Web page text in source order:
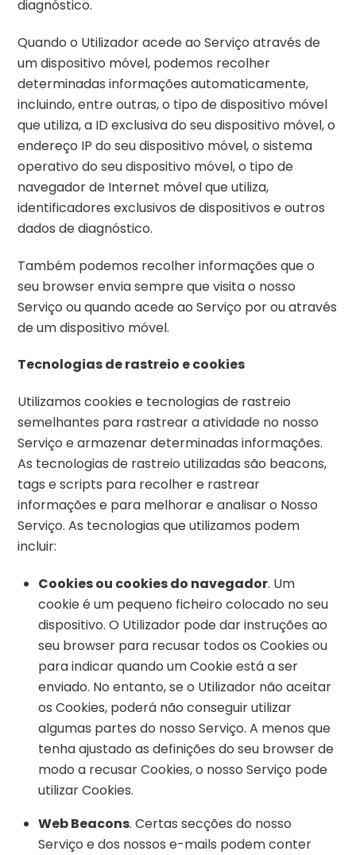
diagnóstico.
Quando o Utilizador acede ao Serviço através de
um dispositivo móvel, podemos recolher
determinadas informações automaticamente,
incluindo, entre outras, o tipo de dispositivo móvel
que utiliza, a ID exclusiva do seu dispositivo móvel, o
endereço IP do seu dispositivo móvel, o sistema
operativo do seu dispositivo móvel, o tipo de
navegador de Internet móvel que utiliza,
identificadores exclusivos de dispositivos e outros
dados de diagnóstico.
Também podemos recolher informações que o
seu browser envia sempre que visita o nosso
Serviço ou quando acede ao Serviço por ou através
de um dispositivo móvel.
Tecnologias de rastreio e cookies
Utilizamos cookies e tecnologias de rastreio
semelhantes para rastrear a atividade no nosso
Serviço e armazenar determinadas informações.
As tecnologias de rastreio utilizadas são beacons,
tags e scripts para recolher e rastrear
informações e para melhorar e analisar o Nosso
Serviço. As tecnologias que utilizamos podem
incluir:
Cookies ou cookies do navegador. Um
cookie é um pequeno ficheiro colocado no seu
dispositivo. O Utilizador pode dar instruções ao
seu browser para recusar todos os Cookies ou
para indicar quando um Cookie está a ser
enviado. No entanto, se o Utilizador não aceitar
os Cookies, poderá não conseguir utilizar
algumas partes do nosso Serviço. A menos que
tenha ajustado as definições do seu browser de
modo a recusar Cookies, o nosso Serviço pode
utilizar Cookies.
Web Beacons. Certas secções do nosso
Serviço e dos nossos e-mails podem conter